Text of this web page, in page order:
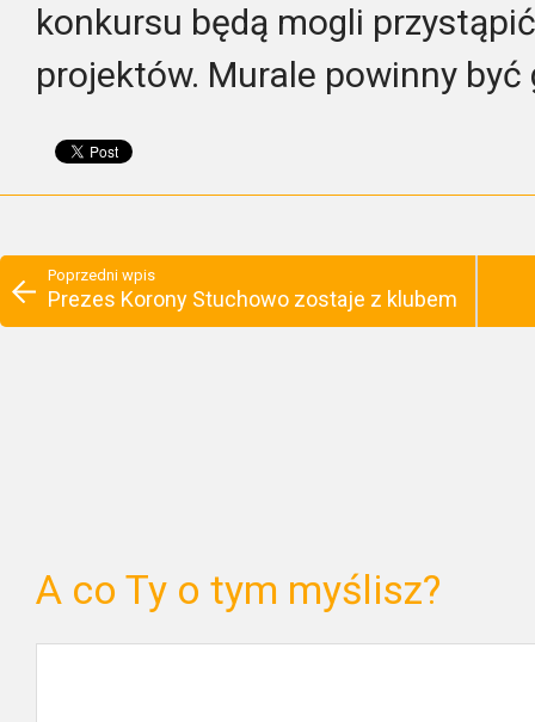
konkursu będą mogli
projektów. Murale powinny
Poprzedni wpis
Prezes Korony Stuchowo zostaje z klubem
A co Ty o tym myślisz?